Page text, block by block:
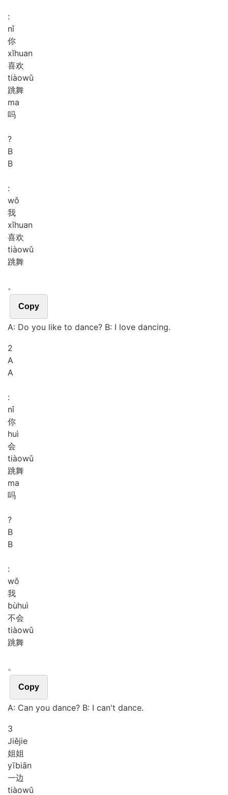
:
nǐ
你
xǐhuan
喜欢
tiàowǔ
跳舞
ma
吗
?
B
B
:
wǒ
我
xǐhuan
喜欢
tiàowǔ
跳舞
。
Copy
A: Do you like to dance? B: I love dancing.
2
A
A
:
nǐ
你
huì
会
tiàowǔ
跳舞
ma
吗
?
B
B
:
wǒ
我
bùhuì
不会
tiàowǔ
跳舞
。
Copy
A: Can you dance? B: I can't dance.
3
Jiějie
姐姐
yībiān
一边
tiàowǔ